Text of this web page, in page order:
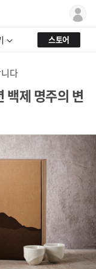
스토어
다
백제 명주의 변